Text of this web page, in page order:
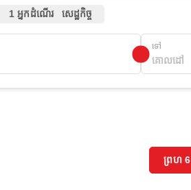
1 អ្នកដំណើរ សេដ្ឋកិច្ច
ទៅ
ព្រហ